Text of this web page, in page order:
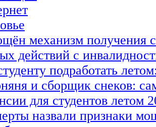
механизм получения
действий с
подработать
и сборщик снеков:
для студентов летом
назвали признаки